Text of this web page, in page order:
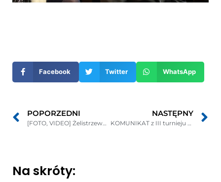
nowym
oknie
Facebook Twitter WhatsApp
POPORZEDNI
[FOTO, VIDEO] Żelistrzewo: Spotkanie z Mikołajem w Zespole Szkół
NASTĘPNY
KOMUNIKAT z III turnieju klasyfikacyjnego w tenisie stołowym w kat. OLDBOY ZIEMI PUCKIEJ na sezon 2015/2016
Na skróty: